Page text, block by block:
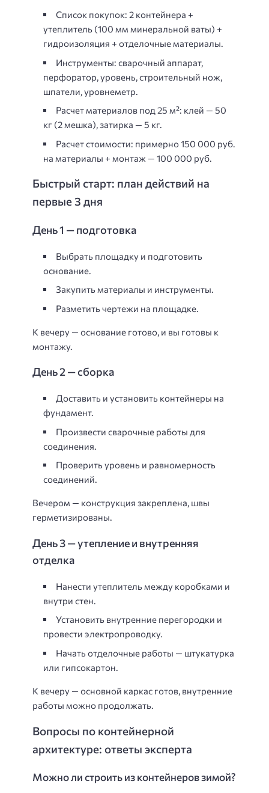
Список покупок: 2 контейнера +
утеплитель (100 мм минеральной ваты) +
гидроизоляция + отделочные материалы.
Инструменты: сварочный аппарат,
перфоратор, уровень, строительный нож,
шпатели, уровнеметр.
Расчет материалов под 25 м²: клей — 50
кг (2 мешка), затирка — 5 кг.
Расчет стоимости: примерно 150 000 руб.
на материалы + монтаж — 100 000 руб.
Быстрый старт: план действий на
первые 3 дня
День 1 — подготовка
Выбрать площадку и подготовить
основание.
Закупить материалы и инструменты.
Разметить чертежи на площадке.
К вечеру — основание готово, и вы готовы к
монтажу.
День 2 — сборка
Доставить и установить контейнеры на
фундамент.
Произвести сварочные работы для
соединения.
Проверить уровень и равномерность
соединений.
Вечером — конструкция закреплена, швы
герметизированы.
День 3 — утепление и внутренняя
отделка
Нанести утеплитель между коробками и
внутри стен.
Установить внутренние перегородки и
провести электропроводку.
Начать отделочные работы — штукатурка
или гипсокартон.
К вечеру — основной каркас готов, внутренние
работы можно продолжать.
Вопросы по контейнерной
архитектуре: ответы эксперта
Можно ли строить из контейнеров зимой?